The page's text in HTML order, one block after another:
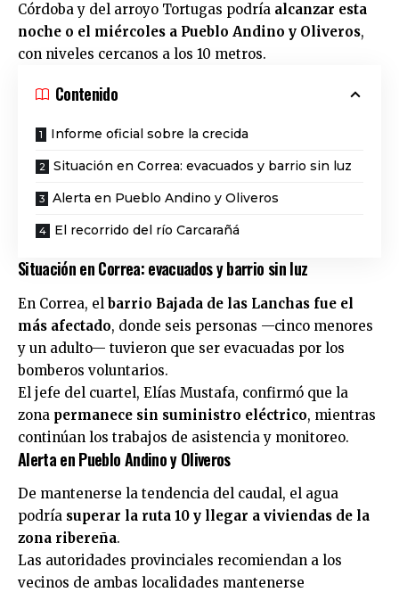
Córdoba y del arroyo Tortugas podría alcanzar esta
noche o el miércoles a Pueblo Andino y Oliveros,
con niveles cercanos a los 10 metros.
Contenido
Informe oficial sobre la crecida
Situación en Correa: evacuados y barrio sin luz
Alerta en Pueblo Andino y Oliveros
El recorrido del río Carcarañá
Situación en Correa: evacuados y barrio sin luz
En Correa, el barrio Bajada de las Lanchas fue el
más afectado, donde seis personas —cinco menores
y un adulto— tuvieron que ser evacuadas por los
bomberos voluntarios.
El jefe del cuartel, Elías Mustafa, confirmó que la
zona permanece sin suministro eléctrico, mientras
continúan los trabajos de asistencia y monitoreo.
Alerta en Pueblo Andino y Oliveros
De mantenerse la tendencia del caudal, el agua
podría superar la ruta 10 y llegar a viviendas de la
zona ribereña.
Las autoridades provinciales recomiendan a los
vecinos de ambas localidades mantenerse